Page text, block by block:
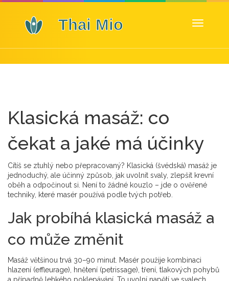
Zobrazit
Klasická masáž: co
čekat a jaké má účinky
Cítíš se ztuhlý nebo přepracovaný? Klasická (švédská) masáž je
jednoduchý, ale účinný způsob, jak uvolnit svaly, zlepšit krevní
oběh a odpočinout si. Není to žádné kouzlo – jde o ověřené
techniky, které masér používá podle tvých potřeb.
Jak probíhá klasická masáž a
co může změnit
Masáž většinou trvá 30–90 minut. Masér použije kombinaci
hlazení (effleurage), hnětení (petrissage), tření, tlakových pohybů